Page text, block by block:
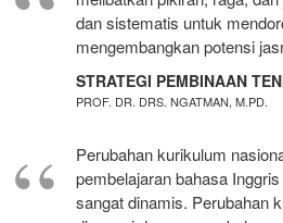
dan sistematis untuk
mengembangkan potensi
STRATEGI PEMBINAAN
PROF. DR. DRS. NGATMAN, M.PD.
Perubahan kurikulum
pembelajaran bahasa
sangat dinamis. Perubahan